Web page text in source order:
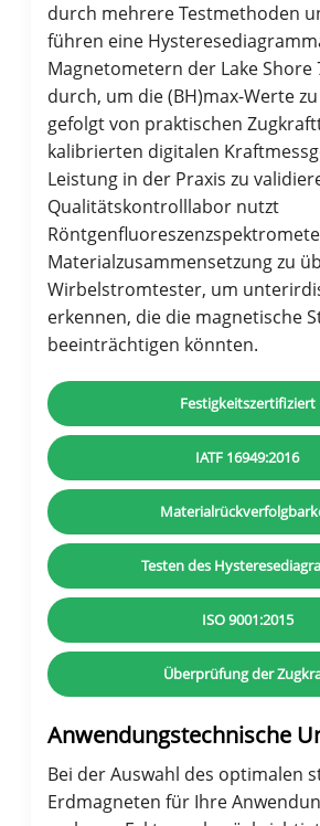
durch mehrere Testmethoden
führen eine
Magnetometern der Lake Shore
durch, um die (BH)max-Werte
gefolgt von praktischen
kalibrierten digitalen
Leistung in der Praxis zu
Qualitätskontrolllabor nutzt
Materialzusammensetzung zu
Wirbelstromtester, um
erkennen, die die magnetische
beeinträchtigen könnten.
Festigkeitszertifiziert
IATF 16949:2016
Testen des
ISO 9001:2015
Überprüfung der
Anwendungstechnische
Bei der Auswahl des optimalen
Erdmagneten für Ihre